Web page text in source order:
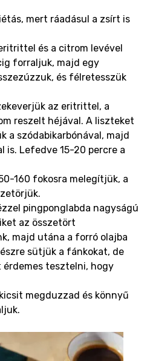
mert ráadásul a zsírt is
és a citrom levével
forraljuk, majd egy
és félretesszük
az eritrittel, a
reszelt héjával. A liszteket
a szódabikarbónával, majd
is. Lefedve 15-20 percre a
160 fokosra melegítjük, a
pingponglabda nagyságú
az összetört
majd utána a forró olajba
sütjük a fánkokat, de
tesztelni, hogy
megduzzad és könnyű